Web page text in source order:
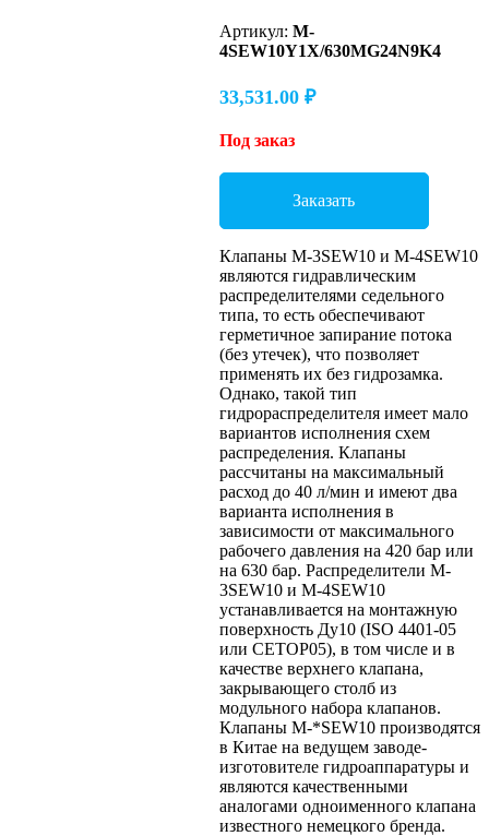
Артикул: M-
4SEW10Y1X/630MG24N9K4
33,531.00 ₽
Под заказ
Заказать
Клапаны M-3SEW10 и M-4SEW10
являются гидравлическим
распределителями седельного
типа, то есть обеспечивают
герметичное запирание потока
(без утечек), что позволяет
применять их без гидрозамка.
Однако, такой тип
гидрораспределителя имеет мало
вариантов исполнения схем
распределения. Клапаны
рассчитаны на максимальный
расход до 40 л/мин и имеют два
варианта исполнения в
зависимости от максимального
рабочего давления на 420 бар или
на 630 бар. Распределители M-
3SEW10 и M-4SEW10
устанавливается на монтажную
поверхность Ду10 (ISO 4401-05
или CETOP05), в том числе и в
качестве верхнего клапана,
закрывающего столб из
модульного набора клапанов.
Клапаны M-*SEW10 производятся
в Китае на ведущем заводе-
изготовителе гидроаппаратуры и
являются качественными
аналогами одноименного клапана
известного немецкого бренда.